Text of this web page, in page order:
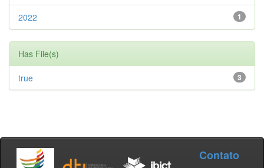
1
2022
Has File(s)
3
true
Contato